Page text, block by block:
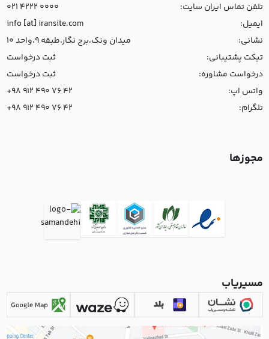
تلفن تماس ایران سایت:
021 4222 0000
ایمیل:
info [at] iransite.com
نشانی:
میدان ونک،برج نگار،طبقه 9،واحد 10
تیکت پشتیبانی:
ثبت درخواست
درخواست مشاوره:
ثبت درخواست
واتس اپ:
+98 912 490 76 42
تلگرام:
+98 912 490 76 42
مجوزها
مسیریاب